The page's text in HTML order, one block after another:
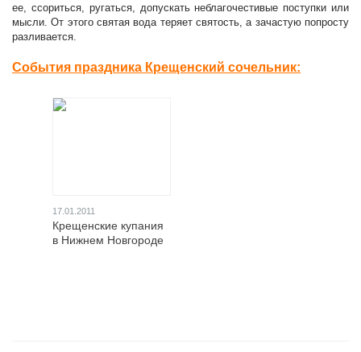
ее, ссориться, ругаться, допускать неблагочестивые поступки или
мысли. От этого святая вода теряет святость, а зачастую попросту
разливается.
События праздника Крещенский сочельник:
17.01.2011
Крещенские купания
в Нижнем Новгороде